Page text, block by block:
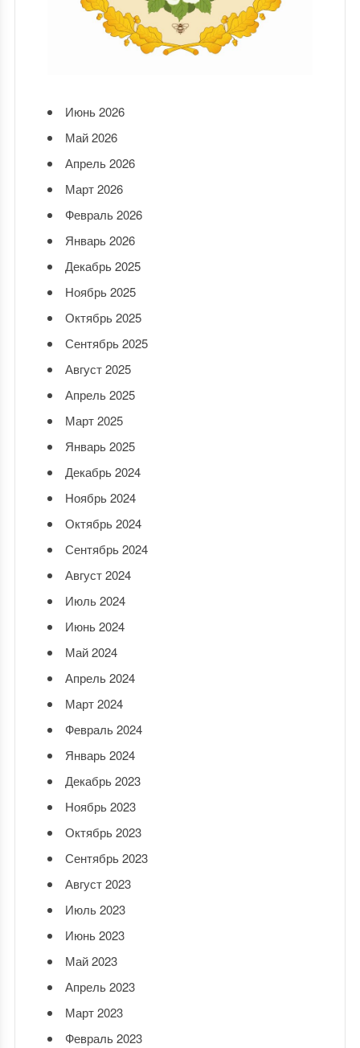
Июнь 2026
Май 2026
Апрель 2026
Март 2026
Февраль 2026
Январь 2026
Декабрь 2025
Ноябрь 2025
Октябрь 2025
Сентябрь 2025
Август 2025
Апрель 2025
Март 2025
Январь 2025
Декабрь 2024
Ноябрь 2024
Октябрь 2024
Сентябрь 2024
Август 2024
Июль 2024
Июнь 2024
Май 2024
Апрель 2024
Март 2024
Февраль 2024
Январь 2024
Декабрь 2023
Ноябрь 2023
Октябрь 2023
Сентябрь 2023
Август 2023
Июль 2023
Июнь 2023
Май 2023
Апрель 2023
Март 2023
Февраль 2023